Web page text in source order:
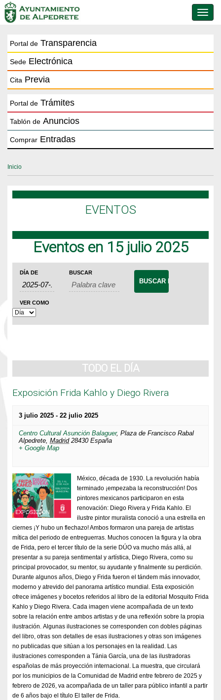
de
Portal de Transparencia
Sede Electrónica
Cita Previa
Portal de Trámites
Tablón de Anuncios
Comprar Entradas
Inicio
EVENTOS
Eventos en 15 julio 2025
Navegación
de
búsqueda
y
Búsqueda
de
Eventos
DÍA DE BUSCAR
Navegación
de
vistas
de
Evento
VER COMO
TODO EL DÍA
Exposición Frida Kahlo y Diego Rivera
3 julio 2025 - 22 julio 2025
Centro Cultural Asunción Balaguer, Plaza de Francisco Rabal
Alpedrete, Madrid 28430 España
+ Google Map
México, década de 1930. La revolución había
terminado ¡empezaba la reconstrucción! Dos
pintores mexicanos participaron en esta
renovación: Diego Rivera y Frida Kahlo. El
ilustre pintor muralista conoció a una estrella en
ciernes ¡Y hubo un flechazo! Ambos formaron una pareja de artistas
mítica del periodo de entreguerras. Muchos conocen la figura y la obra
de Frida, pero el tercer título de la serie DÚO va mucho más allá, al
presentar a su pareja sentimental y artística, Diego Rivera, como su
principal provocador, su mentor, su ayudante y finalmente su perdición.
Durante algunos años, Diego y Frida fueron el tándem más innovador,
moderno y atrevido del panorama artístico mundial. Esta exposición
ofrece imágenes y bocetos referidos al libro de la editorial Mosquito Frida
Kahlo y Diego Rivera. Cada imagen viene acompañada de un texto
sobre la relación entre ambos artistas y de una reflexión sobre la propia
ilustración. Algunas ilustraciones se corresponden con dobles páginas
del libro, otras son detalles de esas ilustraciones y otras son imágenes
no publicadas que sitúan a los personajes en la realidad. Las
ilustraciones corresponden a Tánia García, una de las ilustradoras
españolas de más proyección internacional. La muestra, que circulará
por los municipios de la Comunidad de Madrid entre febrero de 2025 y
febrero de 2026, va acompañada de un taller para público infantil a partir
de 6 años bajo el título El taller de Frida.